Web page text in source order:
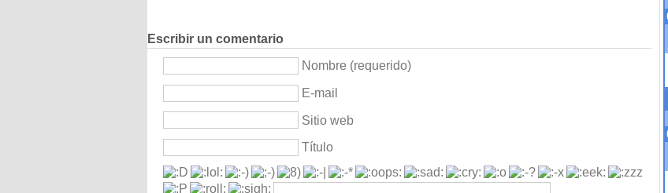
Escribir un comentario
Nombre (requerido)
E-mail
Sitio web
Título